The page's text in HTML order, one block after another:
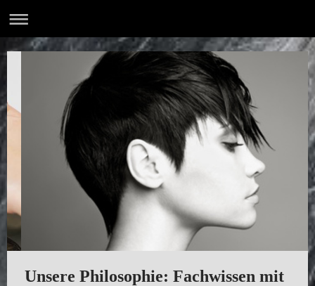
Unsere Philosophie: Fachwissen mit